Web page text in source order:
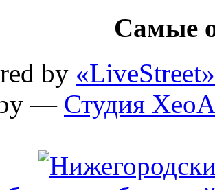
Самые
by «LiveStreet»
— Студия